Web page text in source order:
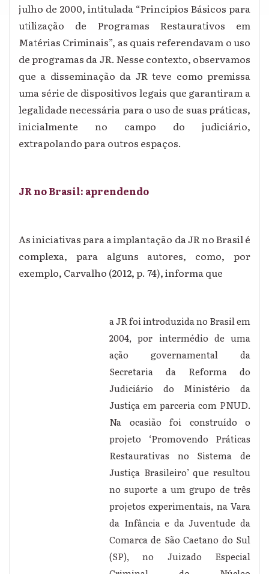
julho de 2000, intitulada “Princípios Básicos para
utilização de Programas Restaurativos em
Matérias Criminais”, as quais referendavam o uso
de programas da JR. Nesse contexto, observamos
que a disseminação da JR teve como premissa
uma série de dispositivos legais que garantiram a
legalidade necessária para o uso de suas práticas,
inicialmente no campo do judiciário,
extrapolando para outros espaços.
JR no Brasil: aprendendo
As iniciativas para a implantação da JR no Brasil é
complexa, para alguns autores, como, por
exemplo, Carvalho (2012, p. 74), informa que
a JR foi introduzida no Brasil em
2004, por intermédio de uma
ação governamental da
Secretaria da Reforma do
Judiciário do Ministério da
Justiça em parceria com PNUD.
Na ocasião foi construído o
projeto ‘Promovendo Práticas
Restaurativas no Sistema de
Justiça Brasileiro’ que resultou
no suporte a um grupo de três
projetos experimentais, na Vara
da Infância e da Juventude da
Comarca de São Caetano do Sul
(SP), no Juizado Especial